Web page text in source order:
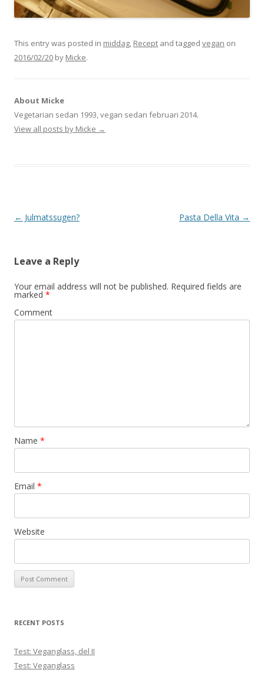
This entry was posted in middag Recept and tagged vegan on
2016/02/20 by Micke.
About Micke
Vegetarian sedan 1993, vegan sedan februari 2014.
View all posts by Micke →
Post
← Julmatssugen? Pasta Della Vita →
Leave a Reply
Your email address will not be published. Required fields are
marked *
Comment
Name *
Email *
Website
RECENT POSTS
Test: Veganglass, del II
Test: Veganglass